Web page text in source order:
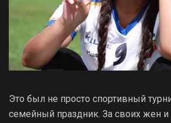
Это был не просто спортивный
семейный праздник. За своих жен и